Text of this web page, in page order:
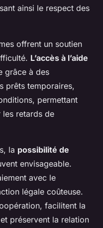
ainsi le respect des
offrent un soutien
L’accès à l’aide
grâce à des
prêts temporaires,
permettant
retards de
la possibilité de
envisageable.
avec le
légale coûteuse.
facilitent la
et préservent la relation